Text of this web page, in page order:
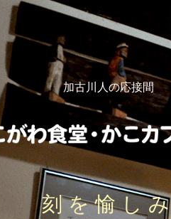
加古川人の応接間
刻を愉しみ